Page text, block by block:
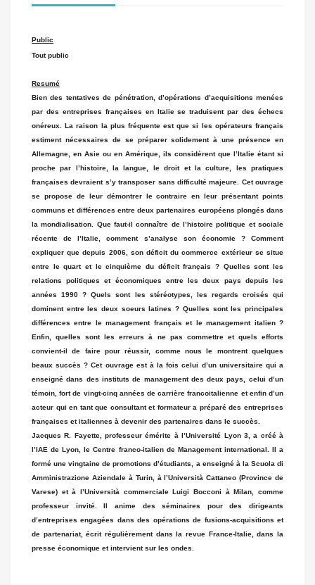
Public
Tout public
Resumé
Bien des tentatives de pénétration, d’opérations d’acquisitions menées
par des entreprises françaises en Italie se traduisent par des échecs
onéreux. La raison la plus fréquente est que si les opérateurs français
estiment nécessaires de se préparer solidement à une présence en
Allemagne, en Asie ou en Amérique, ils considèrent que l’Italie étant si
proche par l’histoire, la langue, le droit et la culture, les pratiques
françaises devraient s’y transposer sans difficulté majeure. Cet ouvrage
se propose de leur démontrer le contraire en leur présentant points
communs et différences entre deux partenaires européens plongés dans
la mondialisation. Que faut-il connaître de l’histoire politique et sociale
récente de l’Italie, comment s’analyse son économie ? Comment
expliquer que depuis 2006, son déficit du commerce extérieur se situe
entre le quart et le cinquième du déficit français ? Quelles sont les
relations politiques et économiques entre les deux pays depuis les
années 1990 ? Quels sont les stéréotypes, les regards croisés qui
dominent entre les deux soeurs latines ? Quelles sont les principales
différences entre le management français et le management italien ?
Enfin, quelles sont les erreurs à ne pas commettre et quels efforts
convient-il de faire pour réussir, comme nous le montrent quelques
beaux succès ? Cet ouvrage est à la fois celui d’un universitaire qui a
enseigné dans des instituts de management des deux pays, celui d’un
témoin, fort de vingt-cinq années de carrière francoitalienne et enfin d’un
acteur qui en tant que consultant et formateur a préparé des entreprises
françaises et italiennes à devenir des partenaires dans le succès.
Jacques R. Fayette, professeur émérite à l’Université Lyon 3, a créé à
l’IAE de Lyon, le Centre franco-italien de Management international. Il a
formé une vingtaine de promotions d’étudiants, a enseigné à la Scuola di
Amministrazione Aziendale à Turin, à l’Università Cattaneo (Province de
Varese) et à l’Università commerciale Luigi Bocconi à Milan, comme
professeur invité. Il anime des séminaires pour des dirigeants
d’entreprises engagées dans des opérations de fusions-acquisitions et
de partenariat, écrit régulièrement dans la revue France-Italie, dans la
presse économique et intervient sur les ondes.